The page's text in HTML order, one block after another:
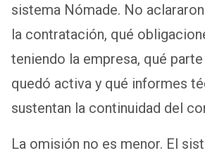
sistema Nómade. No
la contratación, qué
teniendo la empresa, qué
quedó activa y qué informes
sustentan la continuidad del
La omisión no es menor. El